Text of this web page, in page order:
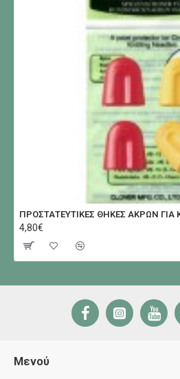
4,80€
Μενού